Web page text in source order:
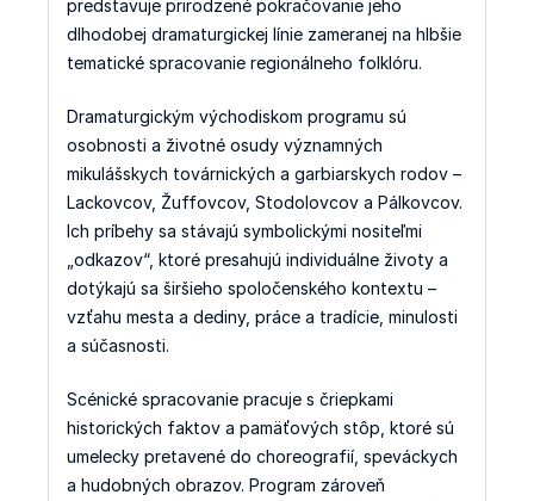
predstavuje prirodzené pokračovanie jeho
dlhodobej dramaturgickej línie zameranej na hlbšie
tematické spracovanie regionálneho folklóru.
Dramaturgickým východiskom programu sú
osobnosti a životné osudy významných
mikulášskych továrnických a garbiarskych rodov –
Lackovcov, Žuffovcov, Stodolovcov a Pálkovcov.
Ich príbehy sa stávajú symbolickými nositeľmi
„odkazov“, ktoré presahujú individuálne životy a
dotýkajú sa širšieho spoločenského kontextu –
vzťahu mesta a dediny, práce a tradície, minulosti
a súčasnosti.
Scénické spracovanie pracuje s čriepkami
historických faktov a pamäťových stôp, ktoré sú
umelecky pretavené do choreografií, speváckych
a hudobných obrazov. Program zároveň